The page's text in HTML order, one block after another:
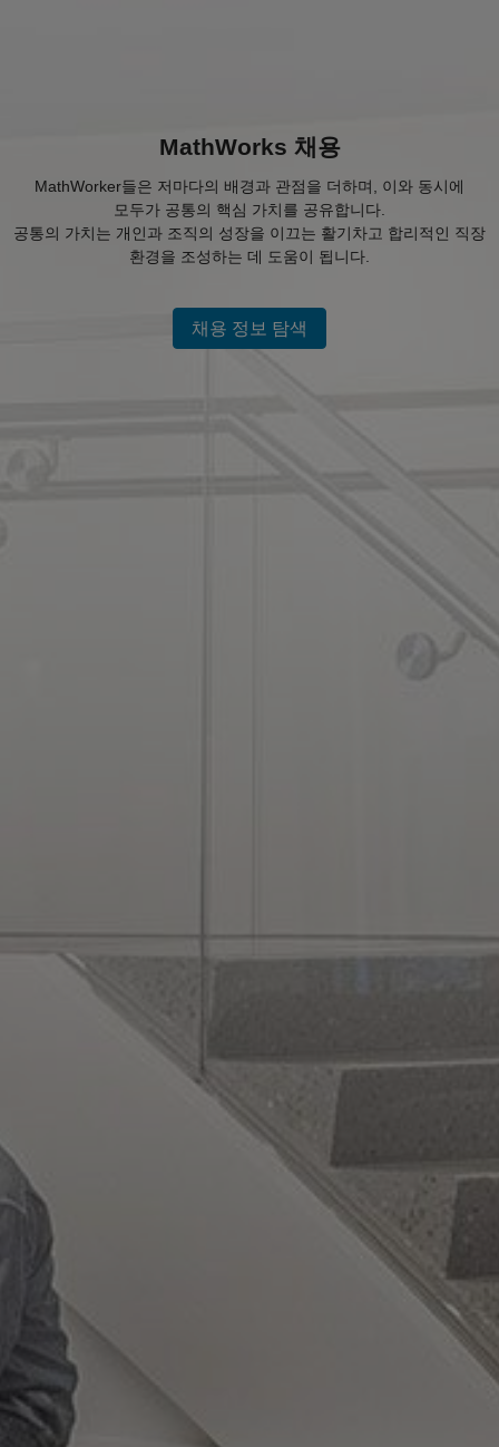
MathWorks 채용
MathWorker들은 저마다의 배경과 관점을 더하며, 이와 동시에
모두가 공통의 핵심 가치를 공유합니다.
공통의 가치는 개인과 조직의 성장을 이끄는 활기차고 합리적인 직장
환경을 조성하는 데 도움이 됩니다.
채용 정보 탐색